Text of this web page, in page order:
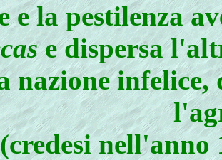
e la pestilenza
e dispersa
nazione